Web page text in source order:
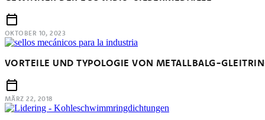
OKTOBER 10, 2023
VORTEILE UND TYPOLOGIE VON METALLBALG-
MÄRZ 22, 2018